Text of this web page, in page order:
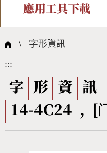
中文碼介紹
國際字碼相關組織
複合查詢
筆畫查詢
筆順序查詢
CNS查詢
新字申請處理流程
字形即時顯示
全字庫授權
應用工具下載
個人電腦造字處理工
字形下載
問題集
熱門查詢統計
\ 字形資訊
:::
字 形 資
訊
14-4C24 , [